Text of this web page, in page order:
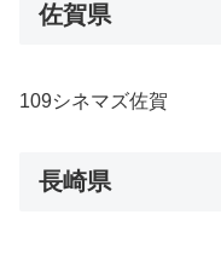
佐賀県
109シネマズ佐賀
長崎県